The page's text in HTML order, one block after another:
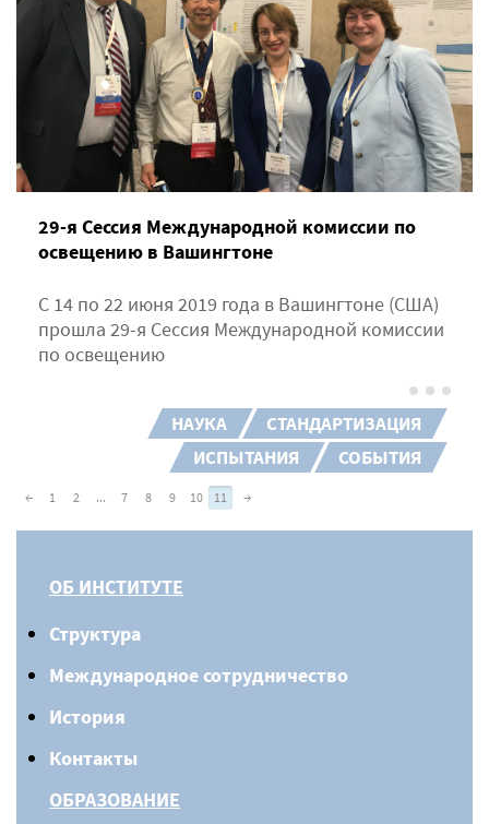
29-я Сессия Международной комиссии по
освещению в Вашингтоне
С 14 по 22 июня 2019 года в Вашингтоне (США)
прошла 29-я Сессия Международной комиссии
по освещению
НАУКА
СТАНДАРТИЗАЦИЯ
ИСПЫТАНИЯ
СОБЫТИЯ
← 1 2 ... 7 8 9 10 11 →
ОБ ИНСТИТУТЕ
Структура
Международное сотрудничество
История
Контакты
ОБРАЗОВАНИЕ